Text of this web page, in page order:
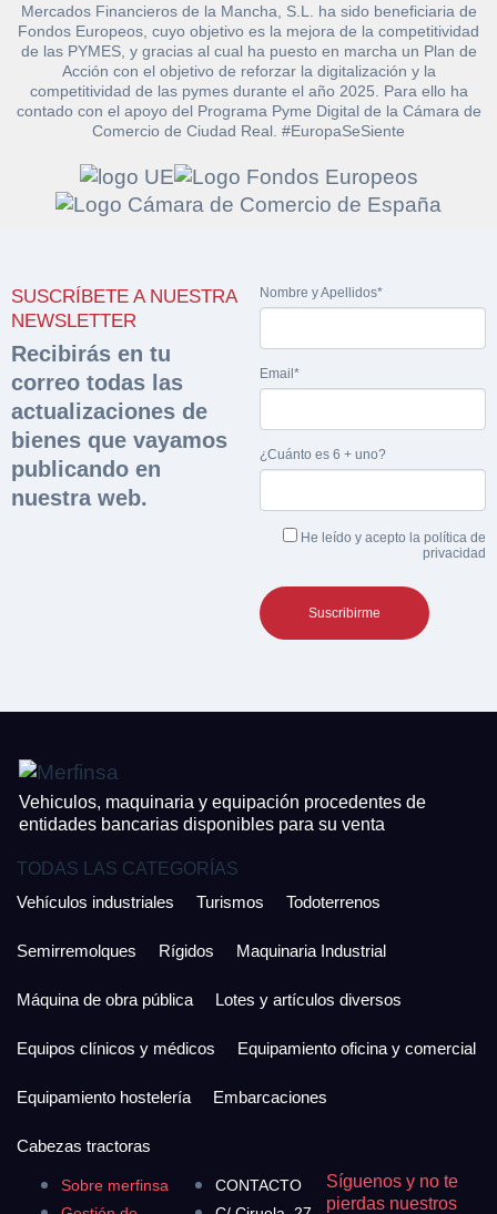
Mercados Financieros de la Mancha, S.L. ha sido beneficiaria de
Fondos Europeos, cuyo objetivo es la mejora de la competitividad
de las PYMES, y gracias al cual ha puesto en marcha un Plan de
Acción con el objetivo de reforzar la digitalización y la
competitividad de las pymes durante el año 2025. Para ello ha
contado con el apoyo del Programa Pyme Digital de la Cámara de
Comercio de Ciudad Real. #EuropaSeSiente
SUSCRÍBETE A NUESTRA
NEWSLETTER
Recibirás en tu
correo todas las
actualizaciones de
bienes que vayamos
publicando en
nuestra web.
Nombre y Apellidos*
Email*
¿Cuánto es 6 + uno?
He leído y acepto la política de
privacidad
Vehiculos, maquinaria y equipación procedentes de
entidades bancarias disponibles para su venta
Sobre merfinsa
CONTACTO
Síguenos y no te
pierdas nuestros
TODAS LAS CATEGORÍAS
Vehículos industriales
Turismos Todoterrenos
Semirremolques Rígidos Maquinaria Industrial
Máquina de obra pública Lotes y artículos diversos
Equipos clínicos y médicos Equipamiento oficina y comercial
Equipamiento hostelería Embarcaciones
Cabezas tractoras
Solicitar
documentación
sobre la peritación
Rellene este formulario y recibirá en su email el
enlace para descargar la documentación
Nombre y Apellidos*
Email*
Acepto laPolítica de Privacidad.
Razón social* CIF/DNI Ofertante*
Teléfono* Email*
Nombre y Apellidos*
Antes de enviar lee lasCondiciones de Usoy laPolítica de Privacidad, y a
Sobre Merfinsa
Venta de bienes muebles
Vehículos